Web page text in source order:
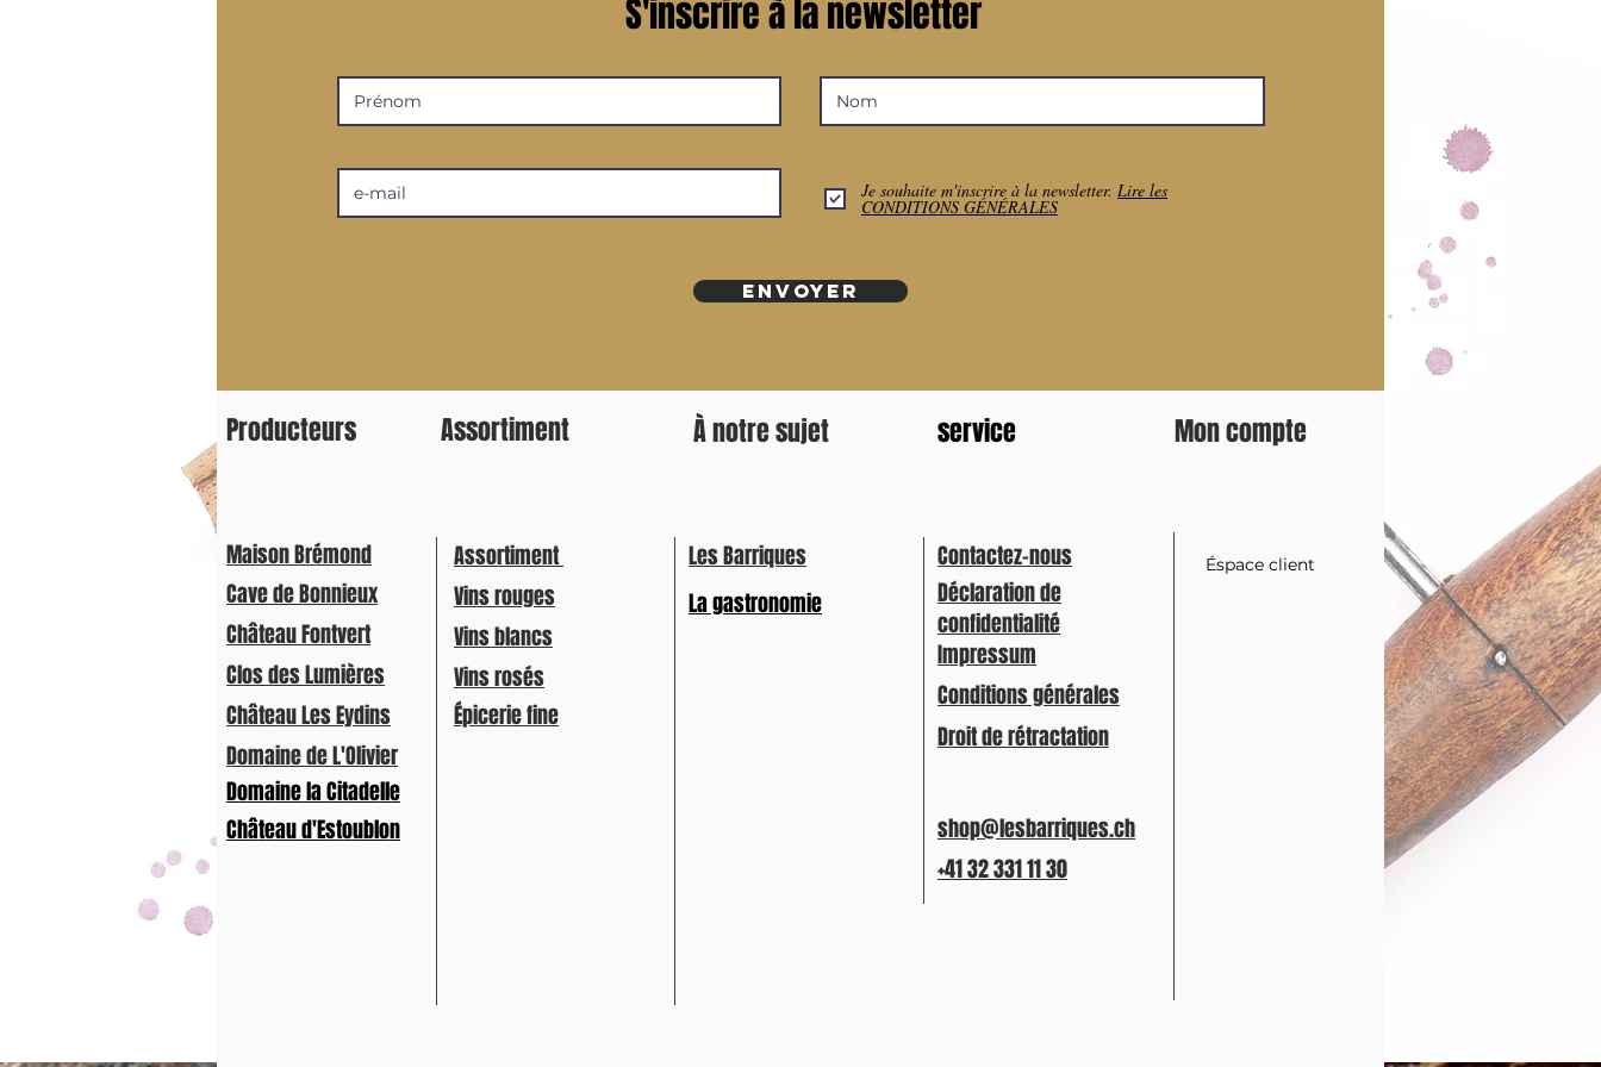
MAINTENANT >> CE QUE DISENT LES GENS Service client très rapide et amical, aide pour "donner"
un ami, livraison rapide. Merci beaucoup , le destinataire était très content ! —M Testimonials...
pour nous. Parcourez les commentaires ci-dessous et apprenez-en davantage sur nos produits
exquis et notre expérience d'achat agréable. Les favoris du mois... Nouveau Rupture de stock Ajouter
au panier Nouveau 7,90CHF Prix Ajouter au panier Nouveau Rupture de stock Ajouter au panier
proposer un commerce en ligne fiable, simple et de qualité. Notre passion pour la Provence et
l'excellence du service nous a toujours animés et continuera de le faire à l'avenir. Nous savons que
chaque produit compte et nous nous efforçons de rendre l'expérience d'achat aussi agréable que
sont issus de la culture biologique ou même certifiés Demeter. Les vins et les délices de la
Provence sont notre passion. Dans notre boutique, vous pouvez commander des vins sélectionnés
S'inscrire à la newsletter
Je souhaite m'inscrire à la newsletter. Lire les
CONDITIONS GÉNÉRALES
ENVOYER
Producteurs Assortiment À notre sujet service Mon compte
Maison Brémond
Cave de Bonnieux
Château Fontvert
Clos des Lumières
Château Les Eydins
Domaine de L'Olivier
Château d'Estoublon
Domaine la Citadelle
Assortiment
Vins rouges
Vins blancs
Vins rosés
Épicerie fine
Les Barriques
La gastronomie
Contactez-nous
Déclaration de
confidentialité
Impressum
Conditions générales
Droit de rétractation
shop@lesbarriques.ch
+41 32 331 11 30
Éspace client